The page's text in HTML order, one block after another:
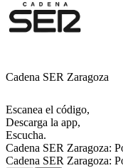
Cadena SER Zaragoza
Escanea el código,
Descarga la app,
Escucha.
Cadena SER Zaragoza:
Cadena SER Zaragoza: